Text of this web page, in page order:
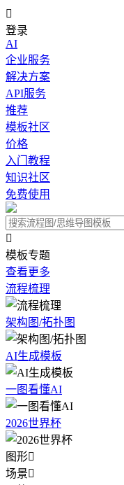

登录
AI
企业服务
解决方案
API服务
推荐
模板社区
价格
入门教程
知识社区
免费使用

模板专题
查看更多
流程梳理
架构图/拓扑图
AI生成模板
一图看懂AI
2026世界杯
图形
场景